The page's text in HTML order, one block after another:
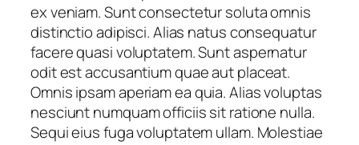
ex veniam. Sunt consectetur soluta omnis
distinctio adipisci. Alias natus consequatur
facere quasi voluptatem. Sunt aspernatur
odit est accusantium quae aut placeat.
Omnis ipsam aperiam ea quia. Alias voluptas
nesciunt numquam officiis sit ratione nulla.
Sequi eius fuga voluptatem ullam. Molestiae